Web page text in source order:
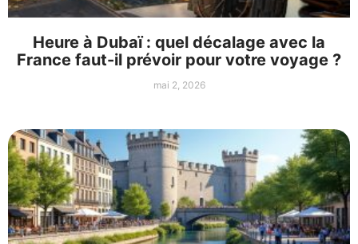
Heure à Dubaï : quel décalage avec la
France faut-il prévoir pour votre voyage ?
mai 2, 2026